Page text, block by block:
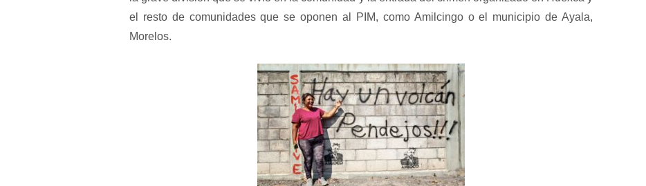
el resto de comunidades que se oponen al PIM, como Amilcingo o el municipio de Ayala,
Morelos.
Espejo 21
El CNI-CIG en los espejos
de la Resistencia